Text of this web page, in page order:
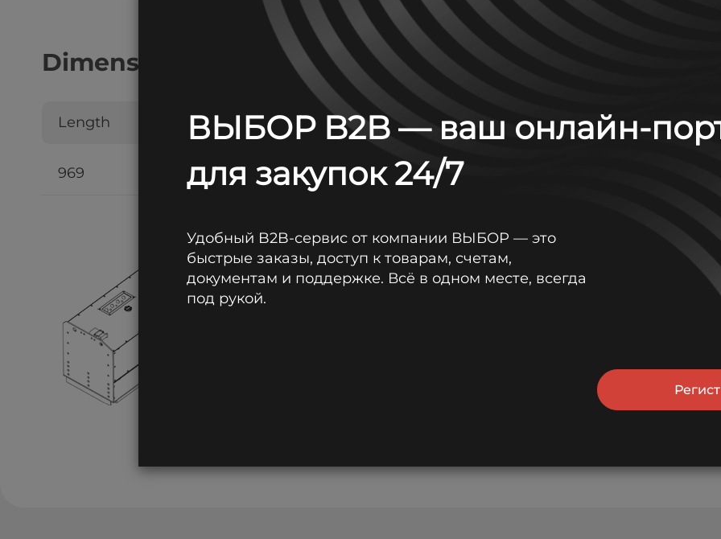
Dimensions
Length Width Height
969 528
ВЫБОР B2B — ваш онлайн-
для закупок 24/7
Удобный B2B-сервис от компании ВЫБОР — это
быстрые заказы, доступ к товарам, счетам,
документам и поддержке. Всё в одном месте, всегда
под рукой.